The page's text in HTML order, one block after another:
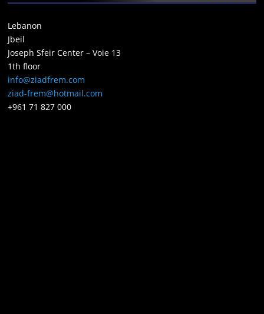
Lebanon
Jbeil
Joseph Sfeir Center – Voie 13
1th floor
info@ziadfrem.com
ziad-frem@hotmail.com
+961 71 827 000